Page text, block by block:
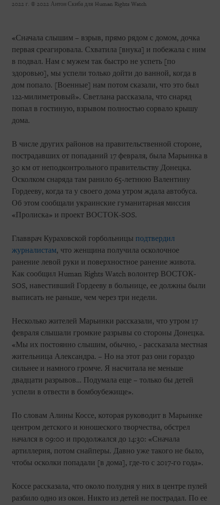
2022 г. © 2022 Антон Скиба для Human Rights Watch
«Сначала слышим – взрыв, прямо рядом с домом, дочка
первая среагировала. Схватила [внука] и побежала с ним
в подвал. Нам с мужем так быстро не успеть [по
здоровью], мы успели только дойти до ванной, когда в
дом попало. [Военные] нам потом сказали, что это был
122-милиметровый». Светлана рассказала, что снаряд
попал в гостиную, взрывом полностью сорвало крышу
дома.
В числе других районов на правительственной стороне,
пострадавших от попаданий 17 февраля, была Марьинка в
30 км от неподконтрольного правительству Донецка.
Осколком снаряда там ранило 65-летнюю Валентину
Гордееву, когда та у своего дома утром ждала автобуса.
Об этом сообщали украинские гуманитарная миссия
«Пролиска» и проект ВОСТОК-SOS.
Главврач Кураховской горбольницы подтвердил
журналистам, что женщина получила осколочное
ранение левой руки и поверхностное ранение живота.
Как сообщил Human Rights Watch волонтер ВОСТОК-
SOS, навестивший Гордееву в больнице, ее должны были
выписать не раньше, чем через три недели.
Несколько жителей Марьинки рассказали, что утром 17
февраля слышали громкие разрывы со стороны Донецка.
«Мы их постоянно слышим, обычно, - рассказала местная
жительница Александра. – Но на этот раз они гораздо
сильнее и намного громче. Я насчитала не меньше
двадцати разрывов… Подумала еще – только бы детей
успели в отвести в бомбоубежище».
По словам Алины Коссе, которая руководит в Марьинке
центром детского и юношеского творчества, обстрел
начался в 09:00 и продолжался до 14:30: «Сначала
артиллерия, потом снайперы. Давно уже такого не было,
чтобы осколки попадали [в дома], где-то с 2017-го года».
Коссе рассказала, что около полудня у них в центре пулей
разбило одно из окон. Никто из детей не пострадал. По ее